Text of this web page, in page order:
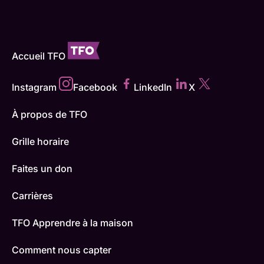
Accueil TFO
Instagram Facebook LinkedIn X
À propos de TFO
Grille horaire
Faites un don
Carrières
TFO Apprendre à la maison
Comment nous capter